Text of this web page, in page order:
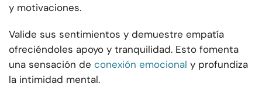
y motivaciones.
Valide sus sentimientos y demuestre empatía
ofreciéndoles apoyo y tranquilidad. Esto fomenta
una sensación de conexión emocional y profundiza
la intimidad mental.